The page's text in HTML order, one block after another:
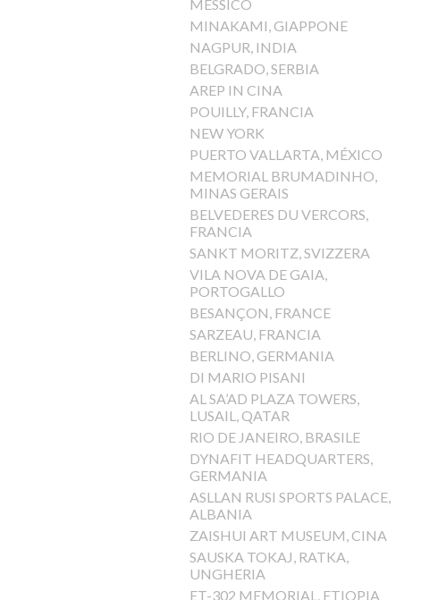
MESSICO
MINAKAMI, GIAPPONE
NAGPUR, INDIA
BELGRADO, SERBIA
AREP IN CINA
POUILLY, FRANCIA
NEW YORK
PUERTO VALLARTA, MÉXICO
MEMORIAL BRUMADINHO,
MINAS GERAIS
BELVEDERES DU VERCORS,
FRANCIA
SANKT MORITZ, SVIZZERA
VILA NOVA DE GAIA,
PORTOGALLO
BESANÇON, FRANCE
SARZEAU, FRANCIA
BERLINO, GERMANIA
DI MARIO PISANI
AL SA’AD PLAZA TOWERS,
LUSAIL, QATAR
RIO DE JANEIRO, BRASILE
DYNAFIT HEADQUARTERS,
GERMANIA
ASLLAN RUSI SPORTS PALACE,
ALBANIA
ZAISHUI ART MUSEUM, CINA
SAUSKA TOKAJ, RATKA,
UNGHERIA
ET-302 MEMORIAL, ETIOPIA